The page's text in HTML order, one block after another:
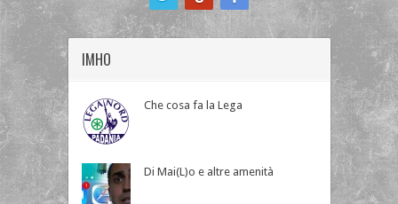
IMHO
Che cosa fa la Lega
Di Mai(L)o e altre amenità